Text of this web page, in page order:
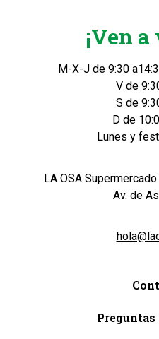
¡Ven
M-X-J de 9:30
V de
S de
D de
Lunes y
LA OSA
Av. de